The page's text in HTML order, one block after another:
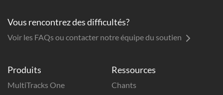
Produits
MultiTracks One
Ressources
Chants
Vous rencontrez des difficultés?
Voir les FAQs ou contacter notre équipe du soutien